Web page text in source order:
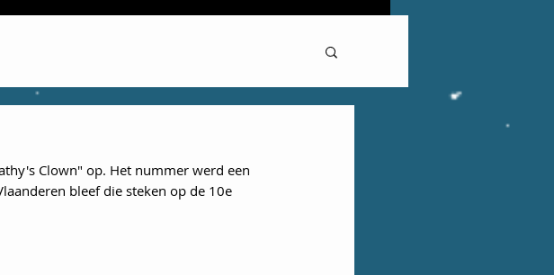
Clown" op. Het nummer werd een
bleef die steken op de 10e